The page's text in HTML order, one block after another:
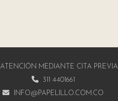
ATENCIÓN MEDIANTE CITA PREVIA
311 4401661
INFO@PAPELILLO.COM.CO